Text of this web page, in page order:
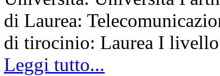
di Laurea:
di tirocinio: Laurea I livello
Leggi tutto...